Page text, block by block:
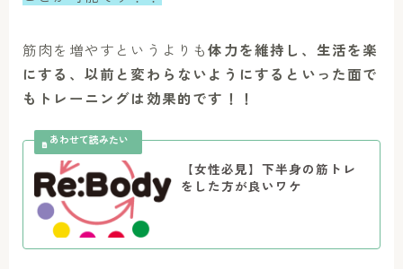
筋肉を増やすというよりも体力を維持し、生活を楽
にする、以前と変わらないようにするといった面で
もトレーニングは効果的です！！
【女性必見】下半身の筋トレ
をした方が良いワケ